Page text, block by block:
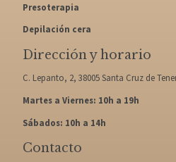
Presoterapia
Depilación cera
Dirección y horario
C. Lepanto, 2, 38005 Santa Cruz de
Martes a Viernes: 10h a 19h
Sábados: 10h a 14h
Contacto